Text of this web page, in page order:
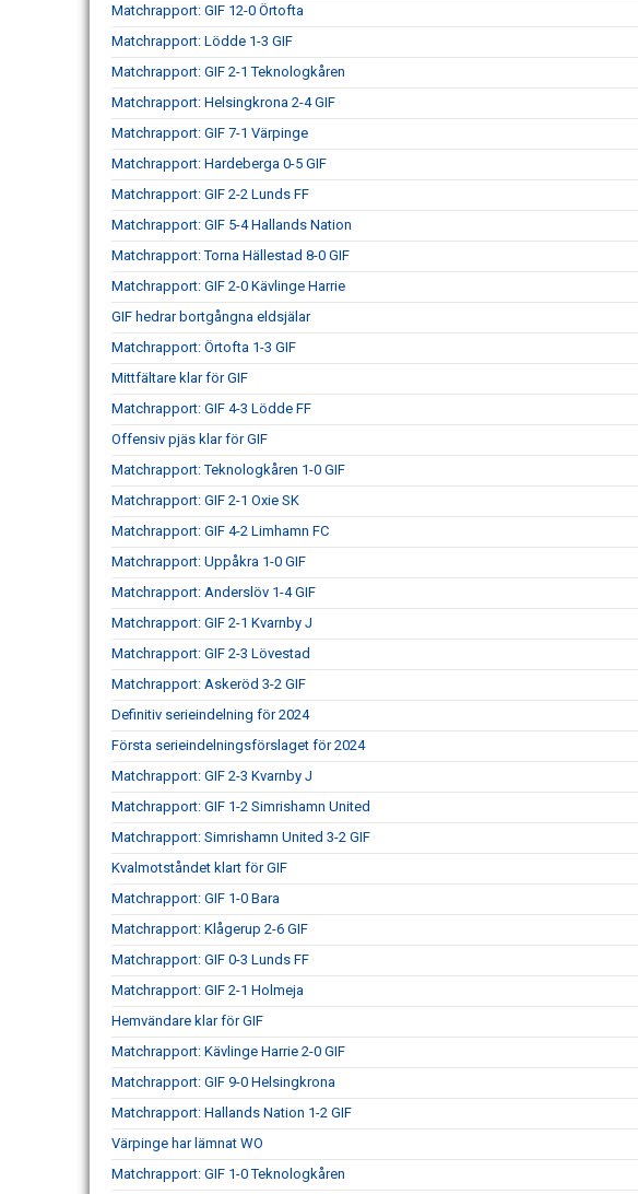
Matchrapport: GIF 12-0 Örtofta
Matchrapport: Lödde 1-3 GIF
Matchrapport: GIF 2-1 Teknologkåren
Matchrapport: Helsingkrona 2-4 GIF
Matchrapport: GIF 7-1 Värpinge
Matchrapport: Hardeberga 0-5 GIF
Matchrapport: GIF 2-2 Lunds FF
Matchrapport: GIF 5-4 Hallands Nation
Matchrapport: Torna Hällestad 8-0 GIF
Matchrapport: GIF 2-0 Kävlinge Harrie
GIF hedrar bortgångna eldsjälar
Matchrapport: Örtofta 1-3 GIF
Mittfältare klar för GIF
Matchrapport: GIF 4-3 Lödde FF
Offensiv pjäs klar för GIF
Matchrapport: Teknologkåren 1-0 GIF
Matchrapport: GIF 2-1 Oxie SK
Matchrapport: GIF 4-2 Limhamn FC
Matchrapport: Uppåkra 1-0 GIF
Matchrapport: Anderslöv 1-4 GIF
Matchrapport: GIF 2-1 Kvarnby J
Matchrapport: GIF 2-3 Lövestad
Matchrapport: Askeröd 3-2 GIF
Definitiv serieindelning för 2024
Första serieindelningsförslaget för 2024
Matchrapport: GIF 2-3 Kvarnby J
Matchrapport: GIF 1-2 Simrishamn United
Matchrapport: Simrishamn United 3-2 GIF
Kvalmotståndet klart för GIF
Matchrapport: GIF 1-0 Bara
Matchrapport: Klågerup 2-6 GIF
Matchrapport: GIF 0-3 Lunds FF
Matchrapport: GIF 2-1 Holmeja
Hemvändare klar för GIF
Matchrapport: Kävlinge Harrie 2-0 GIF
Matchrapport: GIF 9-0 Helsingkrona
Matchrapport: Hallands Nation 1-2 GIF
Värpinge har lämnat WO
Matchrapport: GIF 1-0 Teknologkåren